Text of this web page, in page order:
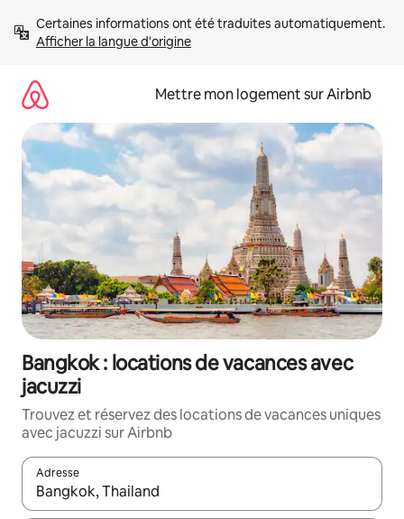
directement
Afficher la langue d'origine
Mettre mon logement sur Airbnb
Bangkok : locations de vacances avec
jacuzzi
Trouvez et réservez des locations de vacances uniques
avec jacuzzi sur Airbnb
Adresse
Lorsque les résultats s'affichent, utilisez les flèches vers le